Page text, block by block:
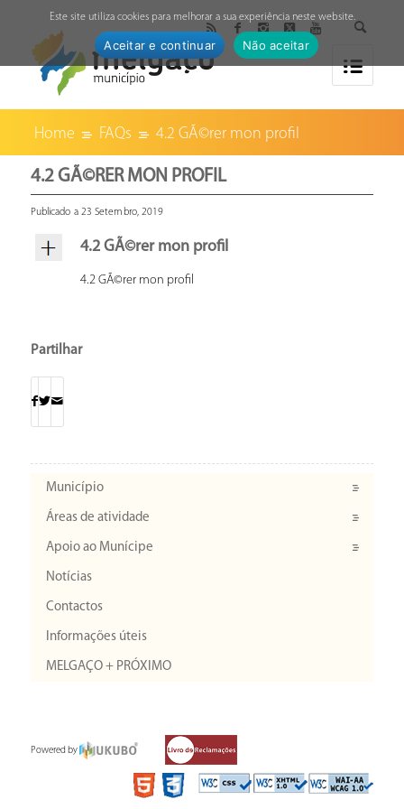
Home FAQs 4.2 GÃ©rer mon profil
4.2 GÃ©RER MON PROFIL
Publicado a 23 Setembro, 2019
4.2 GÃ©rer mon profil
4.2 GÃ©rer mon profil
Partilhar
Município
Áreas de atividade
Apoio ao Munícipe
Notícias
Contactos
Informações úteis
MELGAÇO + PRÓXIMO
Powered by
Este site utiliza cookies para melhorar a sua experiência neste website.
Aceitar e continuar Não aceitar